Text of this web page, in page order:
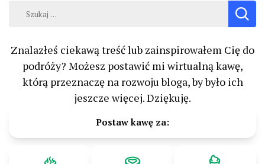
Szukaj:
Znalazłeś ciekawą treść lub zainspirowałem Cię do
podróży? Możesz postawić mi wirtualną kawę,
którą przeznaczę na rozwoju bloga, by było ich
jeszcze więcej. Dziękuję.
Postaw kawę za: